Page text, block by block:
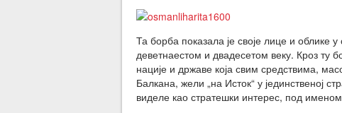
Та борба показала је своје лице и облике
деветнаестом и двадесетом веку. Кроз ту
нације и државе која свим средствима,
Балкана, жели „на Исток“ у јединственој
виделе као стратешки интерес, под